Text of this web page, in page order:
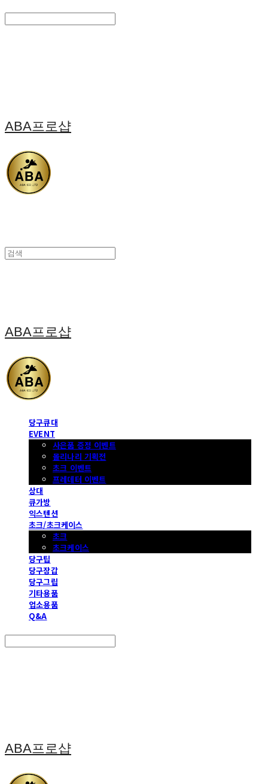
ABA프로샵
ABA프로샵
당구큐대
EVENT
사은품 증정 이벤트
몰리나리 기획전
초크 이벤트
프레데터 이벤트
상대
큐가방
익스텐션
초크/초크케이스
초크
초크케이스
당구팁
당구장갑
당구그립
기타용품
업소용품
Q&A
ABA프로샵